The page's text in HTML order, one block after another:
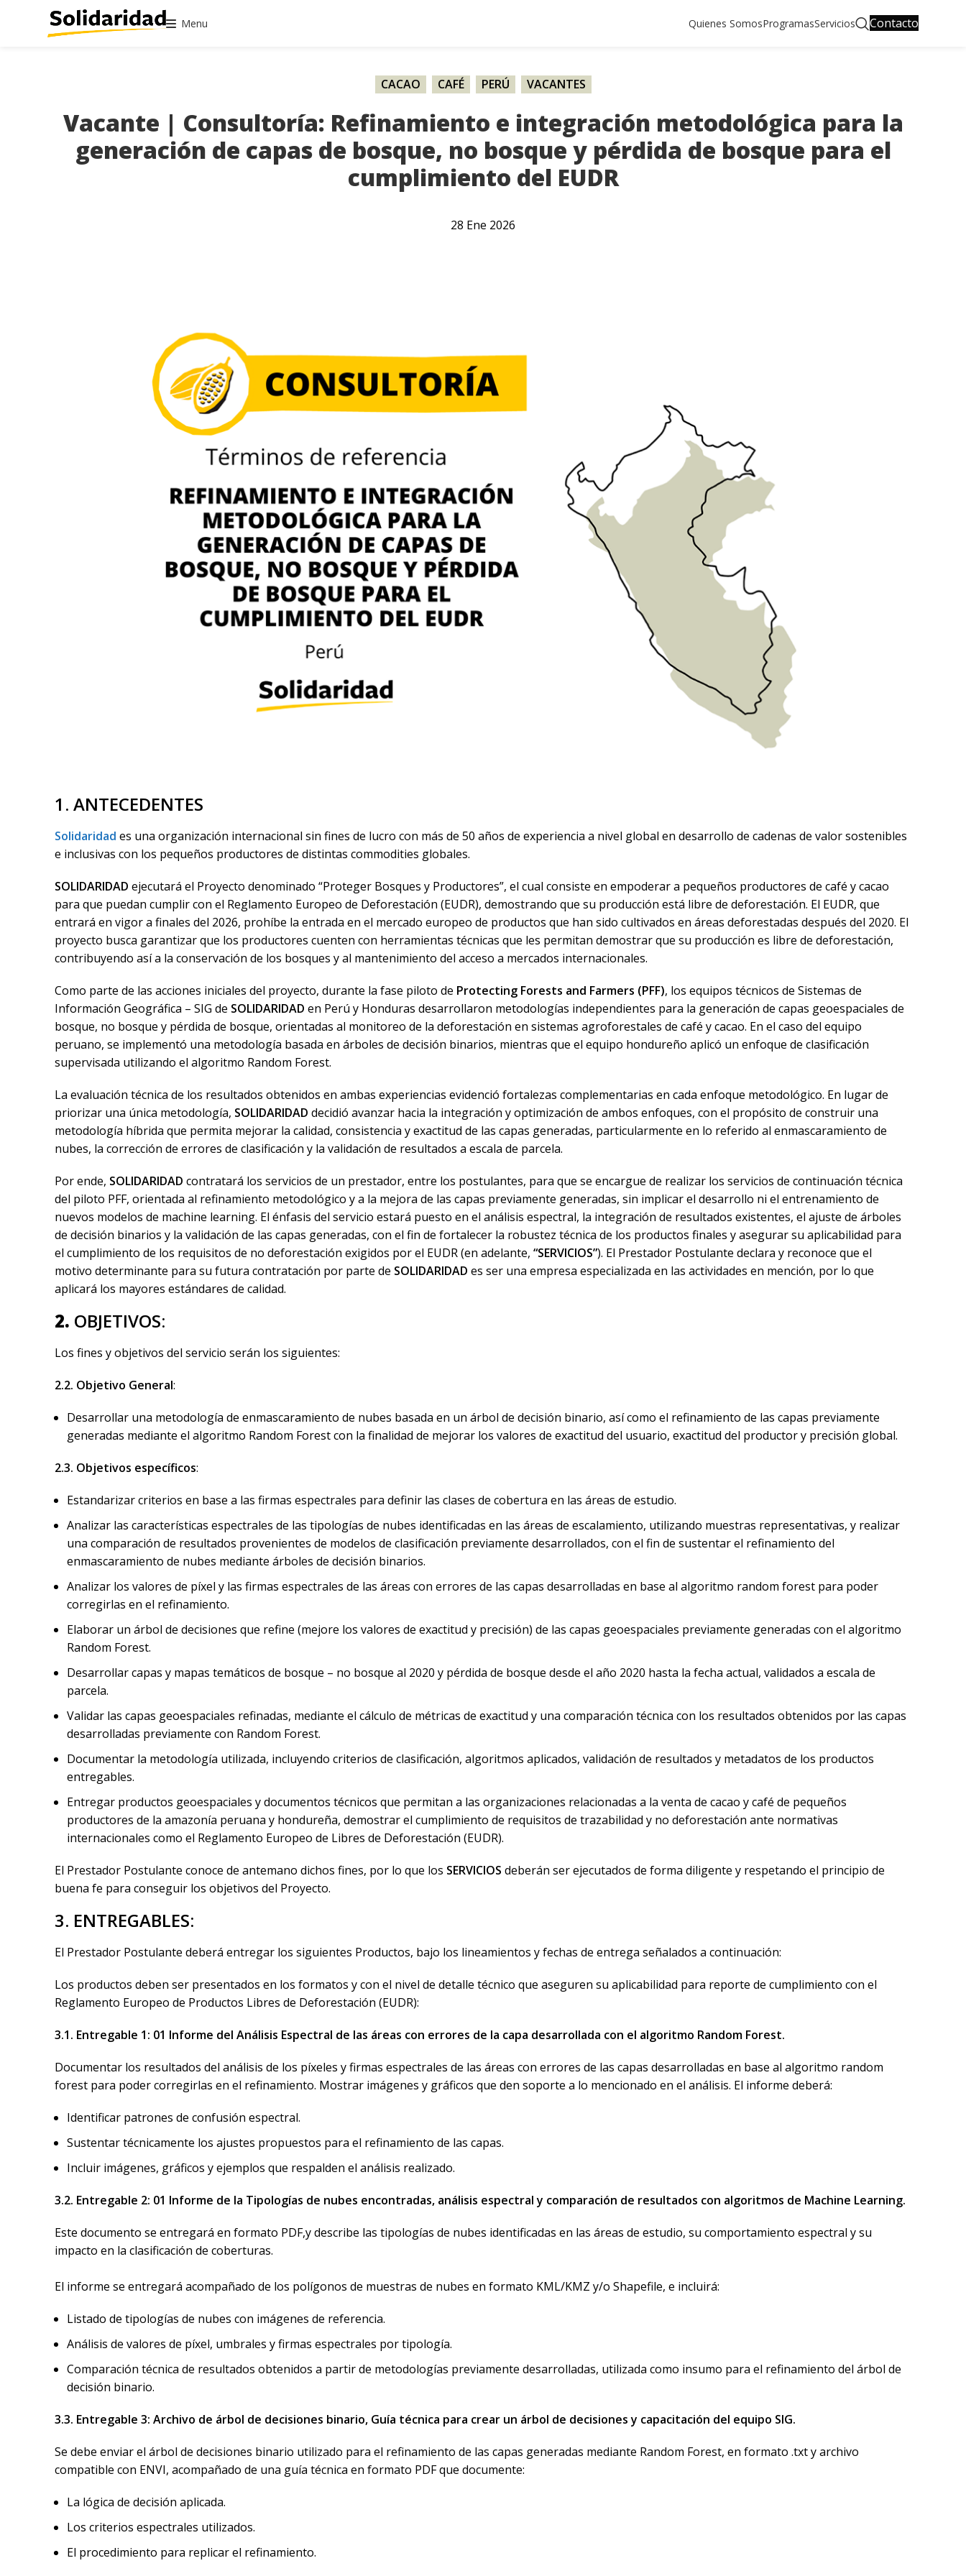
Menu Quienes SomosProgramasServicios Contacto
CACAO CAFÉ PERÚ VACANTES
Vacante | Consultoría: Refinamiento e integración metodológica para la
generación de capas de bosque, no bosque y pérdida de bosque para el
cumplimiento del EUDR
28 Ene 2026
1. ANTECEDENTES
Solidaridad es una organización internacional sin fines de lucro con más de 50 años de experiencia a nivel global en desarrollo de cadenas de valor sostenibles
e inclusivas con los pequeños productores de distintas commodities globales.
SOLIDARIDAD ejecutará el Proyecto denominado “Proteger Bosques y Productores”, el cual consiste en empoderar a pequeños productores de café y cacao
para que puedan cumplir con el Reglamento Europeo de Deforestación (EUDR), demostrando que su producción está libre de deforestación. El EUDR, que
entrará en vigor a finales del 2026, prohíbe la entrada en el mercado europeo de productos que han sido cultivados en áreas deforestadas después del 2020. El
proyecto busca garantizar que los productores cuenten con herramientas técnicas que les permitan demostrar que su producción es libre de deforestación,
contribuyendo así a la conservación de los bosques y al mantenimiento del acceso a mercados internacionales.
Como parte de las acciones iniciales del proyecto, durante la fase piloto de Protecting Forests and Farmers (PFF), los equipos técnicos de Sistemas de
Información Geográfica – SIG de SOLIDARIDAD en Perú y Honduras desarrollaron metodologías independientes para la generación de capas geoespaciales de
bosque, no bosque y pérdida de bosque, orientadas al monitoreo de la deforestación en sistemas agroforestales de café y cacao. En el caso del equipo
peruano, se implementó una metodología basada en árboles de decisión binarios, mientras que el equipo hondureño aplicó un enfoque de clasificación
supervisada utilizando el algoritmo Random Forest.
La evaluación técnica de los resultados obtenidos en ambas experiencias evidenció fortalezas complementarias en cada enfoque metodológico. En lugar de
priorizar una única metodología, SOLIDARIDAD decidió avanzar hacia la integración y optimización de ambos enfoques, con el propósito de construir una
metodología híbrida que permita mejorar la calidad, consistencia y exactitud de las capas generadas, particularmente en lo referido al enmascaramiento de
nubes, la corrección de errores de clasificación y la validación de resultados a escala de parcela.
Por ende, SOLIDARIDAD contratará los servicios de un prestador, entre los postulantes, para que se encargue de realizar los servicios de continuación técnica
del piloto PFF, orientada al refinamiento metodológico y a la mejora de las capas previamente generadas, sin implicar el desarrollo ni el entrenamiento de
nuevos modelos de machine learning. El énfasis del servicio estará puesto en el análisis espectral, la integración de resultados existentes, el ajuste de árboles
de decisión binarios y la validación de las capas generadas, con el fin de fortalecer la robustez técnica de los productos finales y asegurar su aplicabilidad para
el cumplimiento de los requisitos de no deforestación exigidos por el EUDR(en adelante, “SERVICIOS”). El Prestador Postulante declara y reconoce que el
motivo determinante para su futura contratación por parte de SOLIDARIDAD es ser una empresa especializada en las actividades en mención, por lo que
aplicará los mayores estándares de calidad.
2. OBJETIVOS:
Los fines y objetivos del servicio serán los siguientes:
2.2. Objetivo General:
Desarrollar una metodología de enmascaramiento de nubes basada en un árbol de decisión binario, así como el refinamiento de las capas previamente
generadas mediante el algoritmo Random Forest con la finalidad de mejorar los valores de exactitud del usuario, exactitud del productor y precisión global.
2.3. Objetivos específicos:
Estandarizar criterios en base a las firmas espectrales para definir las clases de cobertura en las áreas de estudio.
Analizar las características espectrales de las tipologías de nubes identificadas en las áreas de escalamiento, utilizando muestras representativas, y realizar
una comparación de resultados provenientes de modelos de clasificación previamente desarrollados, con el fin de sustentar el refinamiento del
enmascaramiento de nubes mediante árboles de decisión binarios.
Analizar los valores de píxel y las firmas espectrales de las áreas con errores de las capas desarrolladas en base al algoritmo random forest para poder
corregirlas en el refinamiento.
Elaborar un árbol de decisiones que refine (mejore los valores de exactitud y precisión) de las capas geoespaciales previamente generadas con el algoritmo
Random Forest.
Desarrollar capas y mapas temáticos de bosque – no bosque al 2020 y pérdida de bosque desde el año 2020 hasta la fecha actual, validados a escala de
parcela.
Validar las capas geoespaciales refinadas, mediante el cálculo de métricas de exactitud y una comparación técnica con los resultados obtenidos por las capas
desarrolladas previamente con Random Forest.
Documentar la metodología utilizada, incluyendo criterios de clasificación, algoritmos aplicados, validación de resultados y metadatos de los productos
entregables.
Entregar productos geoespaciales y documentos técnicos que permitan a las organizaciones relacionadas a la venta de cacao y café de pequeños
productores de la amazonía peruana y hondureña, demostrar el cumplimiento de requisitos de trazabilidad y no deforestación ante normativas
internacionales como el Reglamento Europeo de Libres de Deforestación (EUDR).
El Prestador Postulante conoce de antemano dichos fines, por lo que los SERVICIOS deberán ser ejecutados de forma diligente y respetando el principio de
buena fe para conseguir los objetivos del Proyecto.
3. ENTREGABLES:
El Prestador Postulante deberá entregar los siguientes Productos, bajo los lineamientos y fechas de entrega señalados a continuación:
Los productos deben ser presentados en los formatos y con el nivel de detalle técnico que aseguren su aplicabilidad para reporte de cumplimiento con el
Reglamento Europeo de Productos Libres de Deforestación (EUDR):
3.1. Entregable 1: 01 Informe del Análisis Espectral de las áreas con errores de la capa desarrollada con el algoritmo Random Forest.
Documentar los resultados del análisis de los píxeles y firmas espectrales de las áreas con errores de las capas desarrolladas en base al algoritmo random
forest para poder corregirlas en el refinamiento. Mostrar imágenes y gráficos que den soporte a lo mencionado en el análisis. El informe deberá:
Identificar patrones de confusión espectral.
Sustentar técnicamente los ajustes propuestos para el refinamiento de las capas.
Incluir imágenes, gráficos y ejemplos que respalden el análisis realizado.
3.2. Entregable 2: 01 Informe de la Tipologías de nubes encontradas, análisis espectral y comparación de resultados con algoritmos de Machine Learning.
Este documento se entregará en formato PDF,y describe las tipologías de nubes identificadas en las áreas de estudio, su comportamiento espectral y su
impacto en la clasificación de coberturas.
El informe se entregará acompañado de los polígonos de muestras de nubes en formato KML/KMZ y/o Shapefile, e incluirá:
Listado de tipologías de nubes con imágenes de referencia.
Análisis de valores de píxel, umbrales y firmas espectrales por tipología.
Comparación técnica de resultados obtenidos a partir de metodologías previamente desarrolladas, utilizada como insumo para el refinamiento del árbol de
decisión binario.
3.3. Entregable 3: Archivo de árbol de decisiones binario, Guía técnica para crear un árbol de decisiones y capacitación del equipo SIG.
Se debe enviar el árbol de decisiones binario utilizado para el refinamiento de las capas generadas mediante Random Forest, en formato .txt y archivo
compatible con ENVI, acompañado de una guía técnica en formato PDF que documente:
La lógica de decisión aplicada.
Los criterios espectrales utilizados.
El procedimiento para replicar el refinamiento.